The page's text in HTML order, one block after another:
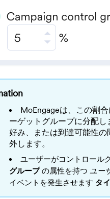
MoEngageは、この割
ーゲットグループに分配
好み、または到達可能性
外します。
ユーザーがコントロール
グループの属性を持つ ユー
イベントを発生させます タ